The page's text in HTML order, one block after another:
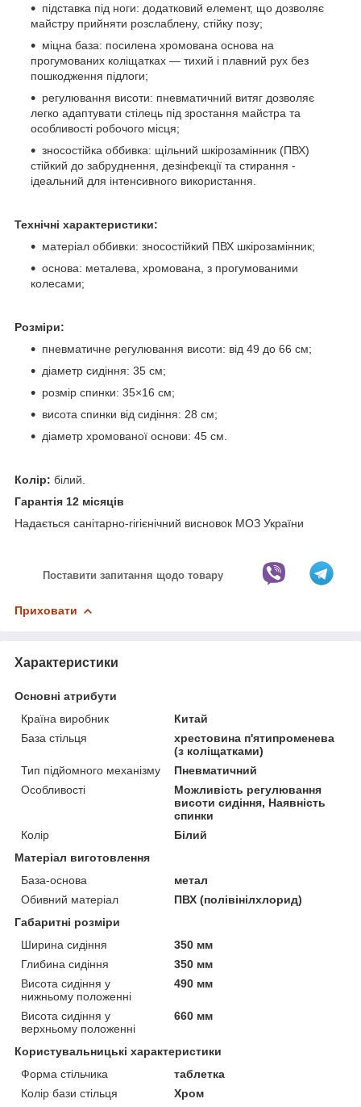
підставка під ноги: додатковий елемент, що дозволяє
майстру прийняти розслаблену, стійку позу;
міцна база: посилена хромована основа на
прогумованих коліщатках — тихий і плавний рух без
пошкодження підлоги;
регулювання висоти: пневматичний витяг дозволяє
легко адаптувати стілець під зростання майстра та
особливості робочого місця;
зносостійка оббивка: щільний шкірозамінник (ПВХ)
стійкий до забруднення, дезінфекції та стирання -
ідеальний для інтенсивного використання.
Технічні характеристики:
матеріал оббивки: зносостійкий ПВХ шкірозамінник;
основа: металева, хромована, з прогумованими
колесами;
Розміри:
пневматичне регулювання висоти: від 49 до 66 см;
діаметр сидіння: 35 см;
розмір спинки: 35×16 см;
висота спинки від сидіння: 28 см;
діаметр хромованої основи: 45 см.
Колір: білий.
Гарантія 12 місяців
Надається санітарно-гігієнічний висновок МОЗ України
Поставити запитання щодо товару
Приховати
Характеристики
Основні атрибути
Країна виробник
Китай
База стільця
хрестовина п'ятипроменева
(з коліщатками)
Тип підйомного механізму
Пневматичний
Особливості
Можливість регулювання
висоти сидіння, Наявність
спинки
Колір
Білий
Матеріал виготовлення
База-основа
метал
Обивний матеріал
ПВХ (полівінілхлорид)
Габаритні розміри
Ширина сидіння
350 мм
Глибина сидіння
350 мм
Висота сидіння у
нижньому положенні
490 мм
Висота сидіння у
верхньому положенні
660 мм
Користувальницькі характеристики
Форма стільчика
таблетка
Колір бази стільця
Хром